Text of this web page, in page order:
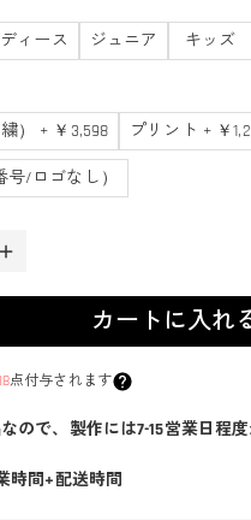
ィース ジュニア キッズ
） + ￥3,598
プリント + ￥
/ロゴなし）
カートに入れ
点付与されます
ので、製作には7-15営業日程
時間+配送時間